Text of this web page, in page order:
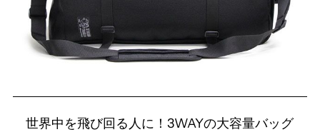
世界中を飛び回る人に！3WAYの大容量バッグ